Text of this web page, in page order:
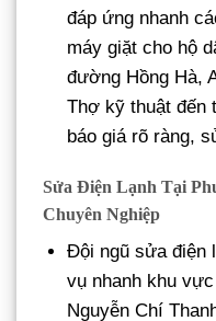
đáp ứng nhanh
máy giặt cho hộ
đường Hồng Hà,
Thợ kỹ thuật đến
báo giá rõ ràng,
Sửa Điện Lạnh Tại
Chuyên Nghiệp
Đội ngũ sửa điện
vụ nhanh khu
Nguyễn Chí